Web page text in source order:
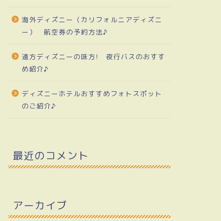
海外ディズニー（カリフォルニアディズニ
ー） 航空券の予約方法♪
遠方ディズニーの味方! 夜行バスのおすす
め紹介♪
ディズニーホテルおすすめフォトスポット
のご紹介♪
最近のコメント
アーカイブ